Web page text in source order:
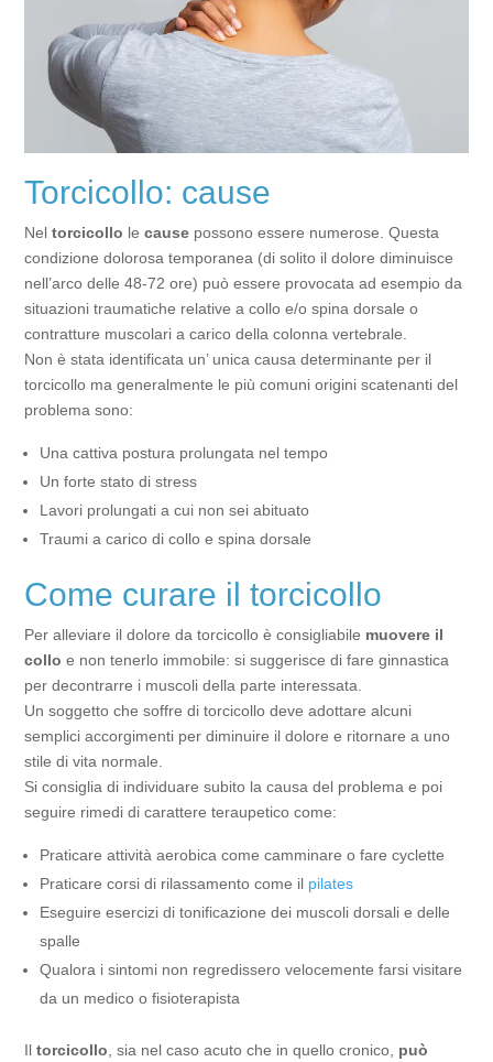
Torcicollo: cause
Neltorcicollo lecause possono essere numerose. Questa
condizione dolorosa temporanea (di solito il dolore diminuisce
nell’arco delle 48-72 ore) può essere provocata ad esempio da
situazioni traumatiche relative a collo e/o spina dorsale o
contratture muscolari a carico della colonna vertebrale.
Non è stata identificata un’ unica causa determinante per il
torcicollo ma generalmente le più comuni origini scatenanti del
problema sono:
Una cattiva postura prolungata nel tempo
Un forte stato di stress
Lavori prolungati a cui non sei abituato
Traumi a carico di collo e spina dorsale
Come curare il torcicollo
Per alleviare il dolore da torcicollo è consigliabile muovere il
collo e non tenerlo immobile: si suggerisce di fare ginnastica
per decontrarre i muscoli della parte interessata.
Un soggetto che soffre di torcicollo deve adottare alcuni
semplici accorgimenti per diminuire il dolore e ritornare a uno
stile di vita normale.
Si consiglia di individuare subito la causa del problema e poi
seguire rimedi di carattere teraupetico come:
Praticare attività aerobica come camminare o fare cyclette
Praticare corsi di rilassamento come il pilates
Eseguire esercizi di tonificazione dei muscoli dorsali e delle
spalle
Qualora i sintomi non regredissero velocemente farsi visitare
da un medico o fisioterapista
Iltorcicollo , sia nel caso acuto che in quello cronico, può